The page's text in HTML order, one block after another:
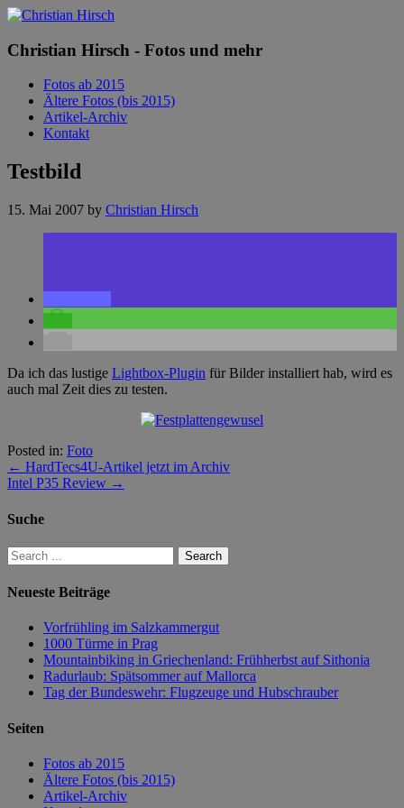
Christian Hirsch - Fotos und mehr
Fotos ab 2015
Ältere Fotos (bis 2015)
Artikel-Archiv
Kontakt
Testbild
15. Mai 2007 by Christian Hirsch
Da ich das lustige Lightbox-Plugin für Bilder installiert hab, wird es
auch mal Zeit dies zu testen.
Posted in: Foto
← HardTecs4U-Artikel jetzt im Archiv
Intel P35 Review →
Suche
Neueste Beiträge
Vorfrühling im Salzkammergut
1000 Türme in Prag
Mountainbiking in Griechenland: Frühherbst auf Sithonia
Radurlaub: Spätsommer auf Mallorca
Tag der Bundeswehr: Flugzeuge und Hubschrauber
Seiten
Fotos ab 2015
Ältere Fotos (bis 2015)
Artikel-Archiv